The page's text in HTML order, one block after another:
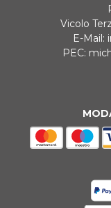
Vicolo
E-Mail:
PEC: